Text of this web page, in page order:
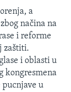
a
načina na
i reforme
zaštiti.
i oblasti u
kongresmena
pucnjave u